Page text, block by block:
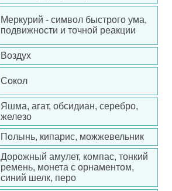
Меркурий - символ быстрого ума,
подвижности и точной реакции
Воздух
Сокол
Яшма, агат, обсидиан, серебро,
железо
Полынь, кипарис, можжевельник
Дорожный амулет, компас, тонкий
ремень, монета с орнаментом,
синий шелк, перо